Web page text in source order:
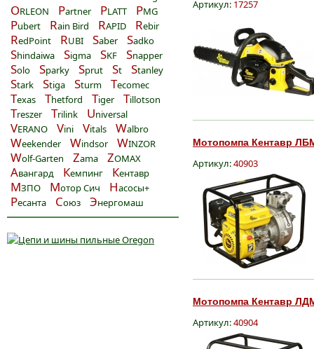
ORLEON Partner PLATT PMG
Pubert Rain Bird RAPID Rebir
RedPoint RUBI Saber Sadko
Shindaiwa Sigma SKF Snapper
Solo Sparky Sprut St Stanley
Stark Stiga Sturm Tecomec
Texas Thetford Tiger Tillotson
Treszer Trilink Universal
VERANO Vini Vitals Walbro
Weekender Windsor WINZOR
Wolf-Garten Zama ZOMAX
Авангард Кемпинг Кентавр
МЗПО Мотор Сич Насосы+
Ресанта Союз Энергомаш
Артикул: 17257
Мотопомпа Кентавр
Артикул:40903
Мотопомпа Кентавр
Артикул:40904